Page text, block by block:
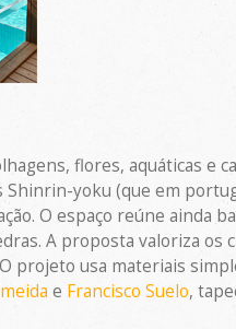
flores, aquáticas e
yoku (que em
O espaço reúne ainda
A proposta valoriza os
projeto usa materiais
e Francisco Suelo,